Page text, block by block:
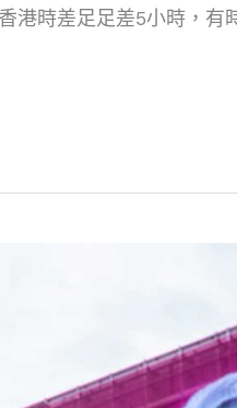
港時差足足差5小時，有